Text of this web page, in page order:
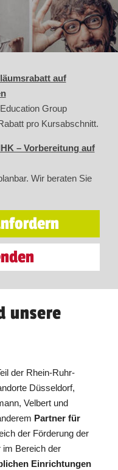
auf
Group
pro Kursabschnitt.
– Vorbereitung auf
Wir beraten Sie
unsere
der Rhein-Ruhr-
Düsseldorf,
Velbert und
Partner für
der Förderung der
im Bereich der
Einrichtungen